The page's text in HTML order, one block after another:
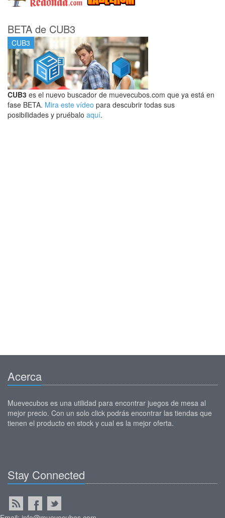
BETA de CUB3
CUB3
CUB3 es el nuevo buscador de muevecubos.com que ya está en
fase BETA. Mira este vídeo para descubrir todas sus
posibilidades y pruébalo aquí.
Acerca
Muevecubos es una utilidad para encontrar juegos de mesa al
mejor precio. Con un solo click podrás encontrar las tiendas que
tienen el producto en stock y cual es la mejor oferta.
Stay Connected